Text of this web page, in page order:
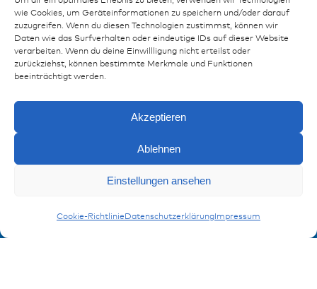
wie Cookies, um Geräteinformationen zu speichern und/oder darauf
zuzugreifen. Wenn du diesen Technologien zustimmst, können wir
Daten wie das Surfverhalten oder eindeutige IDs auf dieser Website
verarbeiten. Wenn du deine Einwillligung nicht erteilst oder
zurückziehst, können bestimmte Merkmale und Funktionen
beeinträchtigt werden.
Akzeptieren
Ablehnen
Einstellungen ansehen
Cookie-Richtlinie Datenschutzerklärung Impressum
Drehschalter
Ressourcen
Publikationen
Referenzen
Impressum
FAQ
Kontaktformular